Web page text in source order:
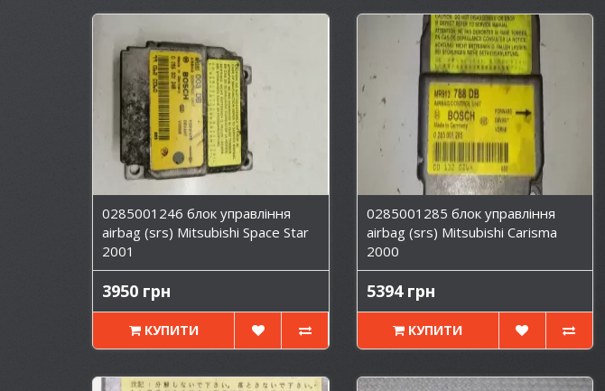
0285001246 блок управління
airbag (srs) Mitsubishi Space Star
2001
3950 грн
КУПИТИ
0285001285 блок управління
airbag (srs) Mitsubishi Carisma
2000
5394 грн
КУПИТИ